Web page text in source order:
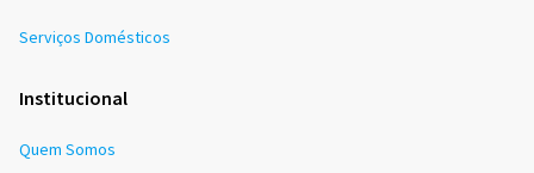
Serviços Domésticos
Institucional
Quem Somos